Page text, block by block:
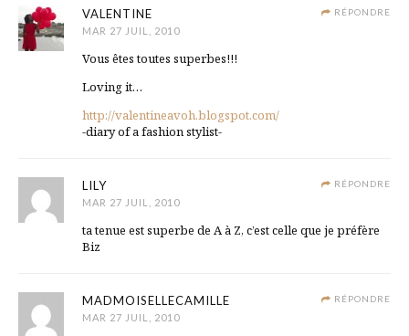
RÉPONDRE
VALENTINE
MAR 27 JUIL, 2010
Vous êtes toutes superbes!!!
Loving it…
http://valentineavoh.blogspot.com/
-diary of a fashion stylist-
RÉPONDRE
LILY
MAR 27 JUIL, 2010
ta tenue est superbe de A à Z, c’est celle que je préfère
Biz
RÉPONDRE
MADMOISELLECAMILLE
MAR 27 JUIL, 2010